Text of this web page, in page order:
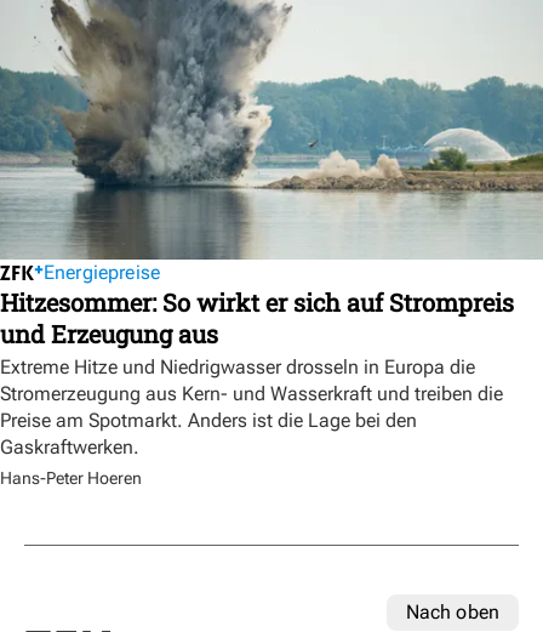
Energiepreise
Hitzesommer: So wirkt er sich auf Strompreis
und Erzeugung aus
Extreme Hitze und Niedrigwasser drosseln in Europa die
Stromerzeugung aus Kern- und Wasserkraft und treiben die
Preise am Spotmarkt. Anders ist die Lage bei den
Gaskraftwerken.
Hans-Peter Hoeren
Nach oben